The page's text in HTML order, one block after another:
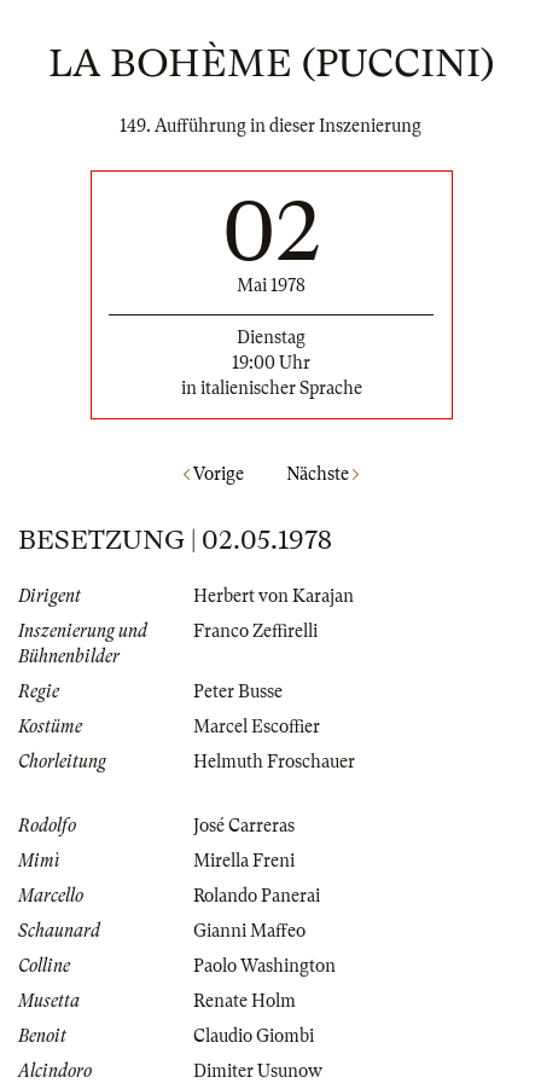
LA BOHÈME (PUCCINI)
149. Aufführung in dieser Inszenierung
02
Mai 1978
Dienstag
19:00 Uhr
in italienischer Sprache
Vorige Nächste
BESETZUNG | 02.05.1978
Dirigent
Herbert von Karajan
Inszenierung und
Bühnenbilder
Franco Zeffirelli
Regie
Peter Busse
Kostüme
Marcel Escoffier
Chorleitung
Helmuth Froschauer
Rodolfo
José Carreras
Mimì
Mirella Freni
Marcello
Rolando Panerai
Schaunard
Gianni Maffeo
Colline
Paolo Washington
Musetta
Renate Holm
Benoit
Claudio Giombi
Alcindoro
Dimiter Usunow